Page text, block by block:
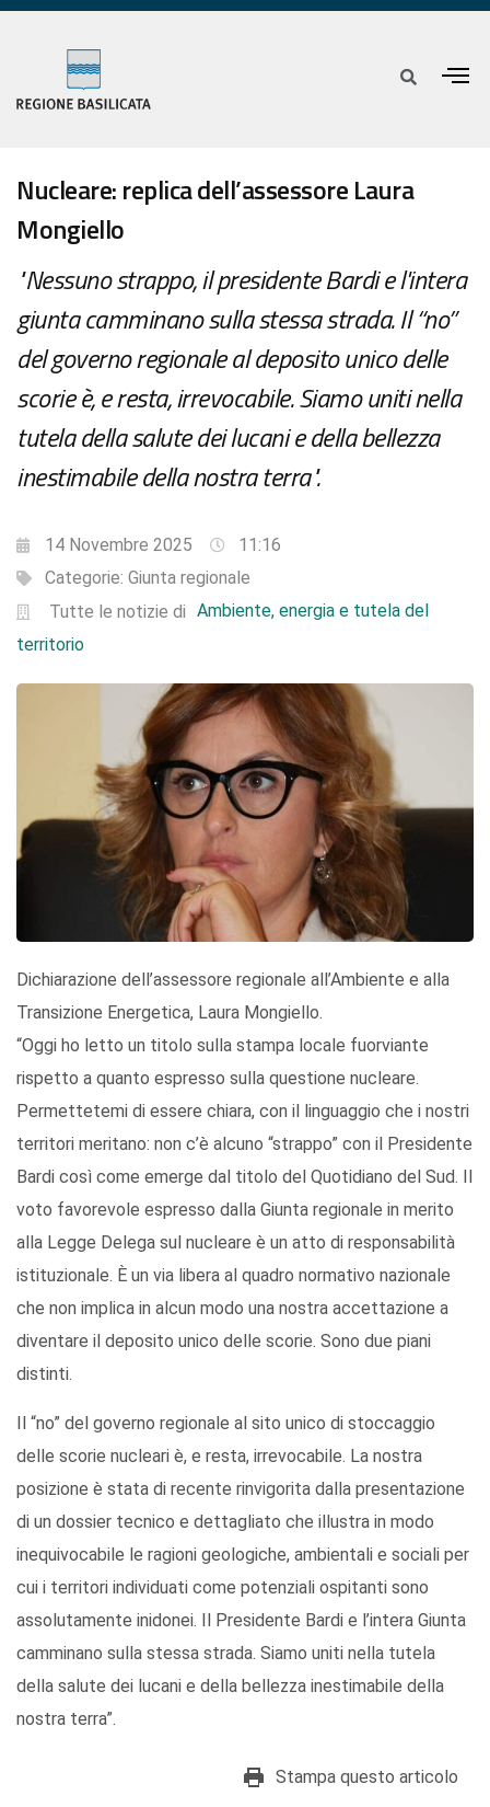
Nucleare: replica dell’assessore Laura
Mongiello
"Nessuno strappo, il presidente Bardi e l'intera
giunta camminano sulla stessa strada. Il “no”
del governo regionale al deposito unico delle
scorie è, e resta, irrevocabile. Siamo uniti nella
tutela della salute dei lucani e della bellezza
inestimabile della nostra terra".
14 Novembre 2025
11:16
Categorie: Giunta regionale
Tutte le notizie di Ambiente, energia e tutela del
territorio
Dichiarazione dell’assessore regionale all’Ambiente e alla
Transizione Energetica, Laura Mongiello.
“Oggi ho letto un titolo sulla stampa locale fuorviante
rispetto a quanto espresso sulla questione nucleare.
Permettetemi di essere chiara, con il linguaggio che i nostri
territori meritano: non c’è alcuno “strappo” con il Presidente
Bardi così come emerge dal titolo del Quotidiano del Sud. Il
voto favorevole espresso dalla Giunta regionale in merito
alla Legge Delega sul nucleare è un atto di responsabilità
istituzionale. È un via libera al quadro normativo nazionale
che non implica in alcun modo una nostra accettazione a
diventare il deposito unico delle scorie. Sono due piani
distinti.
Il “no” del governo regionale al sito unico di stoccaggio
delle scorie nucleari è, e resta, irrevocabile. La nostra
posizione è stata di recente rinvigorita dalla presentazione
di un dossier tecnico e dettagliato che illustra in modo
inequivocabile le ragioni geologiche, ambientali e sociali per
cui i territori individuati come potenziali ospitanti sono
assolutamente inidonei. Il Presidente Bardi e l’intera Giunta
camminano sulla stessa strada. Siamo uniti nella tutela
della salute dei lucani e della bellezza inestimabile della
nostra terra”.
Stampa questo articolo